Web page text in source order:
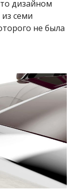
дизайном
семи
не была